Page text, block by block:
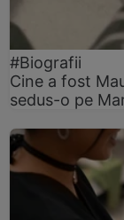
#Biografii
Cine a fost
sedus-o pe